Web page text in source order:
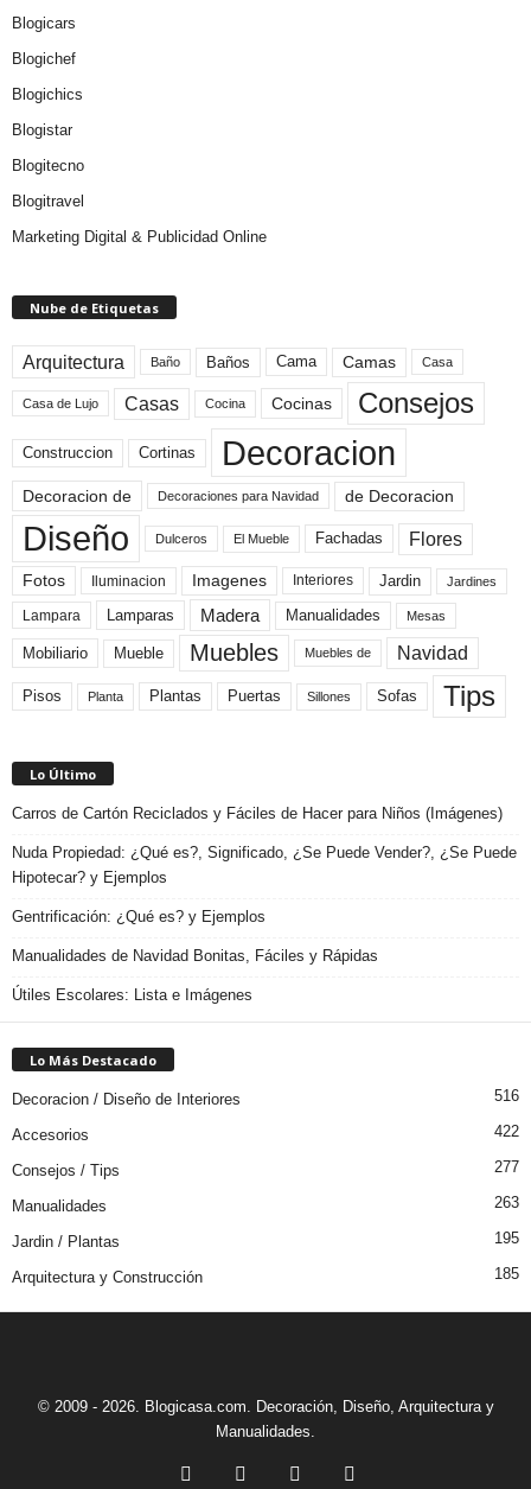
Blogicars
Blogichef
Blogichics
Blogistar
Blogitecno
Blogitravel
Marketing Digital & Publicidad Online
Nube de Etiquetas
Arquitectura Baño Baños Cama Camas Casa
Casa de Lujo Casas Cocina Cocinas Consejos
Construccion Cortinas Decoracion
Decoracion de Decoraciones para Navidad de Decoracion
Diseño Dulceros El Mueble Fachadas Flores
Fotos Iluminacion Imagenes Interiores Jardin Jardines
Lampara Lamparas Madera Manualidades Mesas
Mobiliario Mueble Muebles Muebles de Navidad
Pisos Planta Plantas Puertas Sillones Sofas Tips
Lo Último
Carros de Cartón Reciclados y Fáciles de Hacer para Niños (Imágenes)
Nuda Propiedad: ¿Qué es?, Significado, ¿Se Puede Vender?, ¿Se Puede
Hipotecar? y Ejemplos
Gentrificación: ¿Qué es? y Ejemplos
Manualidades de Navidad Bonitas, Fáciles y Rápidas
Útiles Escolares: Lista e Imágenes
Lo Más Destacado
Decoracion / Diseño de Interiores 516
Accesorios 422
Consejos / Tips 277
Manualidades 263
Jardin / Plantas 195
Arquitectura y Construcción 185
© 2009 - 2026. Blogicasa.com. Decoración, Diseño, Arquitectura y
Manualidades.